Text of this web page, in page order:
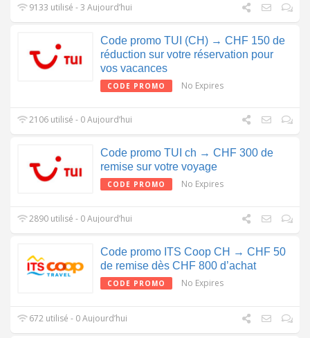
9133 utilisé - 3 Aujourd’hui
Code promo TUI (CH) → CHF 150 de
réduction sur votre réservation pour
vos vacances
CODE PROMO No Expires
2106 utilisé - 0 Aujourd’hui
Code promo TUI ch → CHF 300 de
remise sur votre voyage
CODE PROMO No Expires
2890 utilisé - 0 Aujourd’hui
Code promo ITS Coop CH → CHF 50
de remise dès CHF 800 d’achat
CODE PROMO No Expires
672 utilisé - 0 Aujourd’hui